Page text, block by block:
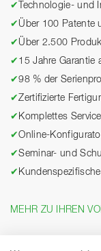
✔
Technologie- und
✔ Über 100 Patente
✔ Über 2.500
✔ 15 Jahre Garantie
✔98 % der
✔Zertifizierte
✔ Komplettes
✔Online-
✔Seminar- und
✔
MEHR ZU IHREN